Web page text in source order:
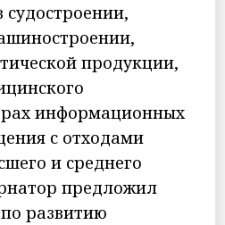
судостроении,
продукции,
информационных
с отходами
и среднего
предложил
развитию